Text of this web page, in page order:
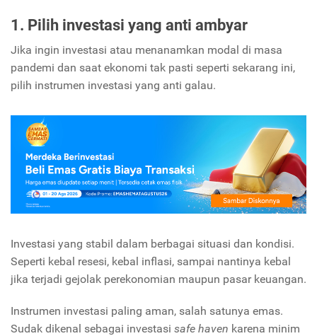
1. Pilih investasi yang anti ambyar
Jika ingin investasi atau menanamkan modal di masa
pandemi dan saat ekonomi tak pasti seperti sekarang ini,
pilih instrumen investasi yang anti galau.
Investasi yang stabil dalam berbagai situasi dan kondisi.
Seperti kebal resesi, kebal inflasi, sampai nantinya kebal
jika terjadi gejolak perekonomian maupun pasar keuangan.
Instrumen investasi paling aman, salah satunya emas.
Sudak dikenal sebagai investasi safe haven karena minim